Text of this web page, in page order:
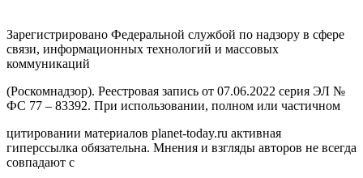
Зарегистрировано Федеральной службой по надзору в сфере
связи, информационных технологий и массовых
коммуникаций
(Роскомнадзор). Реестровая запись от 07.06.2022 серия ЭЛ №
ФС 77 – 83392. При использовании, полном или частичном
цитировании материалов planet-today.ru активная
гиперссылка обязательна. Мнения и взгляды авторов не всегда
совпадают с